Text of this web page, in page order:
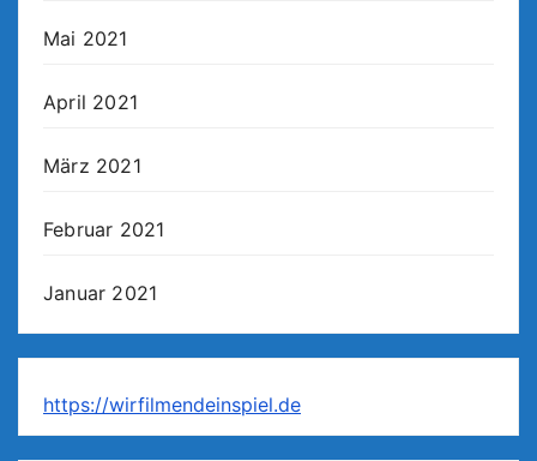
Mai 2021
April 2021
März 2021
Februar 2021
Januar 2021
https://wirfilmendeinspiel.de